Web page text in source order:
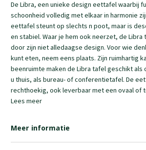
De Libra, een unieke design eettafel waarbij
schoonheid volledig met elkaar in harmonie
eettafel steunt op slechts n poot, maar is
en stabiel. Waar je hem ook neerzet, de Libra
door zijn niet alledaagse design. Voor wie
kunt eten, neem eens plaats. Zijn ruimhartig
beenruimte maken de Libra tafel geschikt als
u thuis, als bureau- of conferentietafel. De
rechthoekig, ook leverbaar met een ovaal of
Lees meer
Meer informatie